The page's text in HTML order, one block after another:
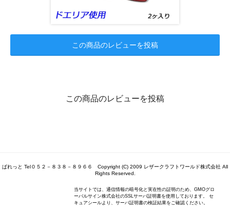
この商品のレビューを投稿
この商品のレビューを投稿
ぱれっと Tel０５２－８３８－８９６６ Copyright (C) 2009 レザークラフトワールド株式会社 All
Rights Reserved.
当サイトでは、通信情報の暗号化と実在性の証明のため、GMOグロ
ーバルサイン株式会社のSSLサーバ証明書を使用しております。 セ
キュアシールより、サーバ証明書の検証結果をご確認ください。